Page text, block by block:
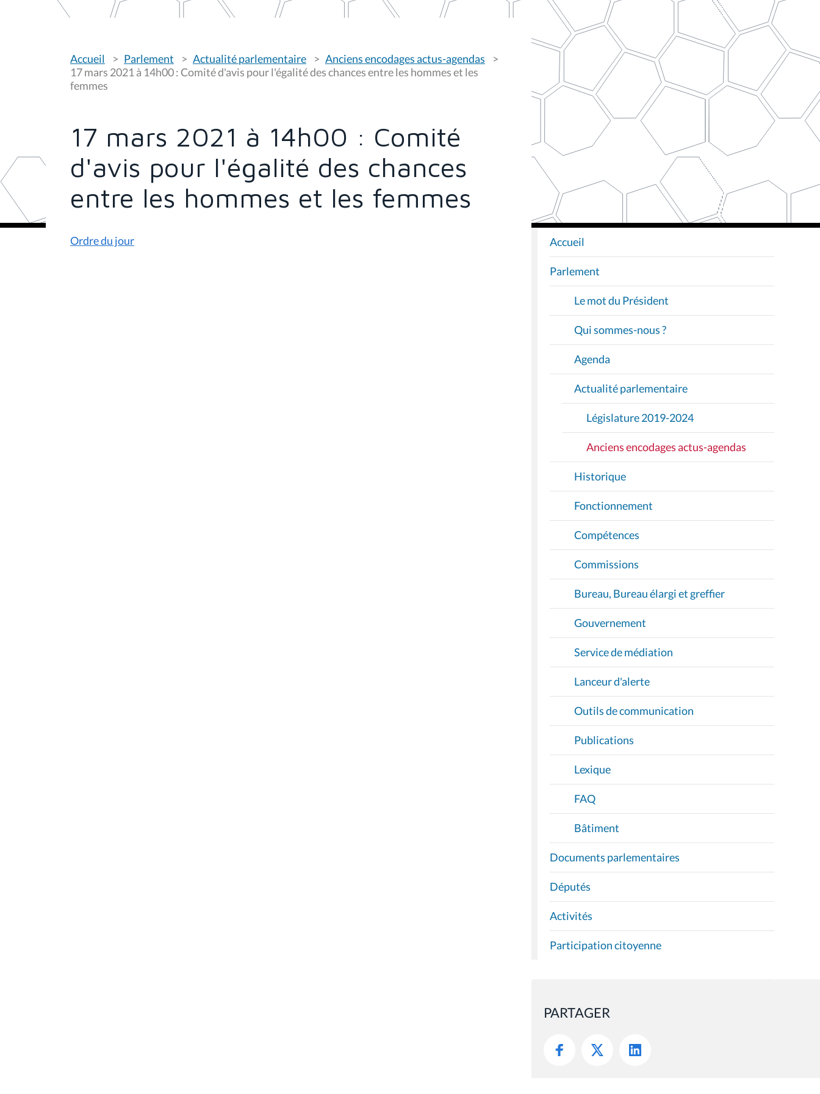
o
u
s
ê
:
Accueil Parlement Actualité parlementaire
Anciens encodages actus-agendas
17 mars 2021 à 14h00 : Comité d'avis pour l'égalité des chances entre les hommes et les
femmes
17 mars 2021 à 14h00 : Comité
d'avis pour l'égalité des chances
entre les hommes et les femmes
Ordre du jour
N
A
V
G
T
O
Accueil
Parlement
Le mot du Président
Qui sommes-nous ?
Agenda
Actualité parlementaire
Législature 2019-2024
Anciens encodages actus-agendas
Historique
Fonctionnement
Compétences
Commissions
Bureau, Bureau élargi et greffier
Gouvernement
Service de médiation
Lanceur d'alerte
Outils de communication
Publications
Lexique
FAQ
Bâtiment
Documents parlementaires
Députés
Activités
Participation citoyenne
PARTAGER